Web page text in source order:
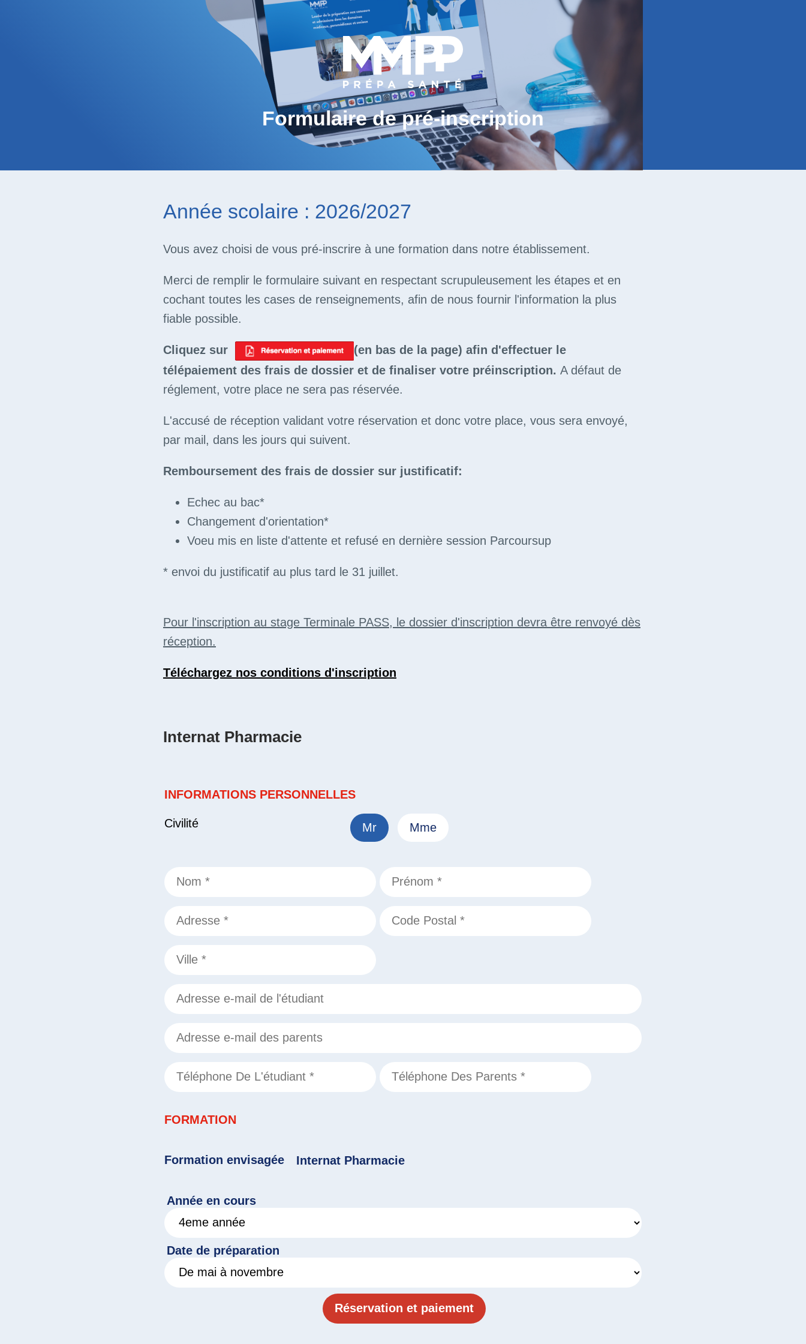
Formulaire de pré-inscription
Année scolaire : 2026/2027
Vous avez choisi de vous pré-inscrire à une formation dans notre établissement.
Merci de remplir le formulaire suivant en respectant scrupuleusement les étapes et en
cochant toutes les cases de renseignements, afin de nous fournir l'information la plus
fiable possible.
Cliquez sur
(en bas de la page) afin d'effectuer le
télépaiement des frais de dossier et de finaliser votre préinscription. A défaut de
réglement, votre place ne sera pas réservée.
L'accusé de réception validant votre réservation et donc votre place, vous sera envoyé,
par mail, dans les jours qui suivent.
Remboursement des frais de dossier sur justificatif:
Echec au bac*
Changement d'orientation*
Voeu mis en liste d'attente et refusé en dernière session Parcoursup
* envoi du justificatif au plus tard le 31 juillet.
Pour l'inscription au stage Terminale PASS, le dossier d'inscription devra être renvoyé dès
réception.
Téléchargez nos conditions d'inscription
Internat Pharmacie
INFORMATIONS PERSONNELLES
Civilité Mr Mme
FORMATION
Formation envisagée Internat Pharmacie
Année en cours
Date de préparation